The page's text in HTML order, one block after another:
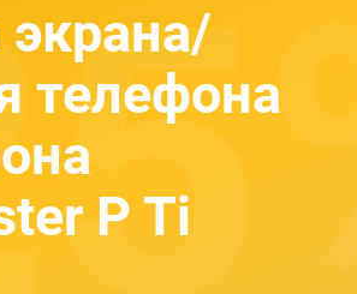
телефона
P Ti